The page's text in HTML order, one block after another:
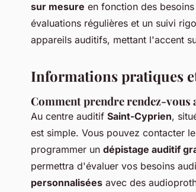
sur mesure en fonction des
évaluations régulières et un suivi
appareils auditifs, mettant l'accent
Informations pratiques
Comment prendre rendez-vous
Au centre auditif Saint-Cyprien,
est simple. Vous pouvez contacter
programmer un dépistage auditif
permettra d'évaluer vos besoins
personnalisées avec des